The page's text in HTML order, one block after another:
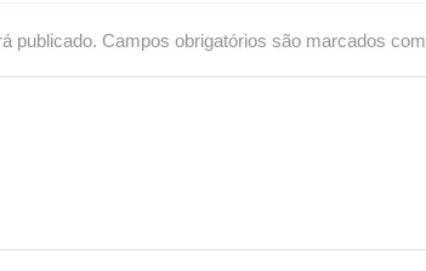
publicado. Campos obrigatórios são marcados com